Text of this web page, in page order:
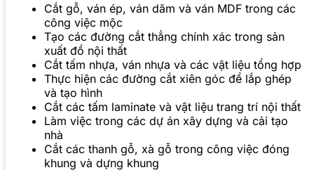
Cắt gỗ, ván ép, ván dăm và ván MDF trong các
công việc mộc
Tạo các đường cắt thẳng chính xác trong sản
xuất đồ nội thất
Cắt tấm nhựa, ván nhựa và các vật liệu tổng hợp
Thực hiện các đường cắt xiên góc để lắp ghép
và tạo hình
Cắt các tấm laminate và vật liệu trang trí nội thất
Làm việc trong các dự án xây dựng và cải tạo
nhà
Cắt các thanh gỗ, xà gỗ trong công việc đóng
khung và dựng khung